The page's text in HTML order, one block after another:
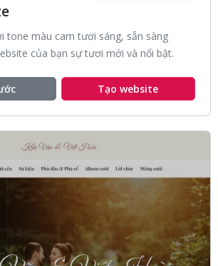
tone màu cam tươi sáng, sẵn sàng
của bạn sự tươi mới và nổi bật.
Tạo website